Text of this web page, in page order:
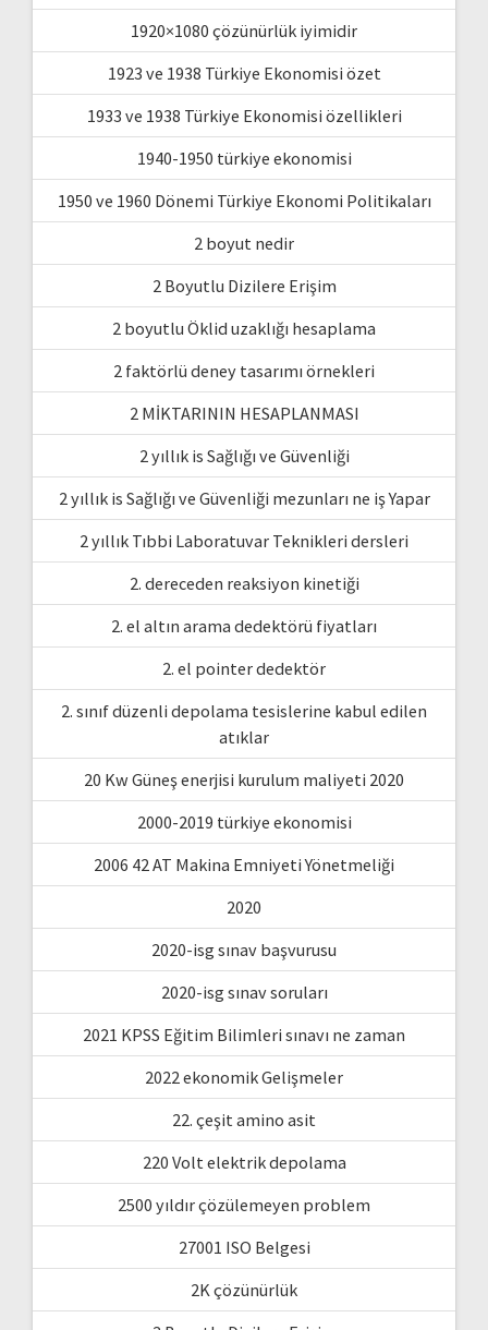
1920×1080 çözünürlük iyimidir
1923 ve 1938 Türkiye Ekonomisi özet
1933 ve 1938 Türkiye Ekonomisi özellikleri
1940-1950 türkiye ekonomisi
1950 ve 1960 Dönemi Türkiye Ekonomi Politikaları
2 boyut nedir
2 Boyutlu Dizilere Erişim
2 boyutlu Öklid uzaklığı hesaplama
2 faktörlü deney tasarımı örnekleri
2 MİKTARININ HESAPLANMASI
2 yıllık is Sağlığı ve Güvenliği
2 yıllık is Sağlığı ve Güvenliği mezunları ne iş Yapar
2 yıllık Tıbbi Laboratuvar Teknikleri dersleri
2. dereceden reaksiyon kinetiği
2. el altın arama dedektörü fiyatları
2. el pointer dedektör
2. sınıf düzenli depolama tesislerine kabul edilen
atıklar
20 Kw Güneş enerjisi kurulum maliyeti 2020
2000-2019 türkiye ekonomisi
2006 42 AT Makina Emniyeti Yönetmeliği
2020
2020-isg sınav başvurusu
2020-isg sınav soruları
2021 KPSS Eğitim Bilimleri sınavı ne zaman
2022 ekonomik Gelişmeler
22. çeşit amino asit
220 Volt elektrik depolama
2500 yıldır çözülemeyen problem
27001 ISO Belgesi
2K çözünürlük